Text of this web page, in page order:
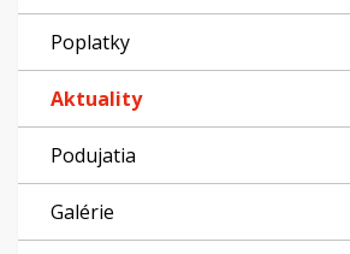
Poplatky
Aktuality
Podujatia
Galérie